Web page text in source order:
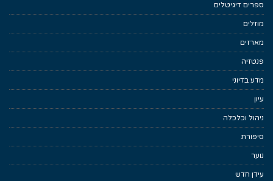
ספרים דיגיטלים
מוזלים
מארזים
פנטזיה
מדע בדיוני
עיון
ניהול וכלכלה
סיפורת
נוער
עידן חדש